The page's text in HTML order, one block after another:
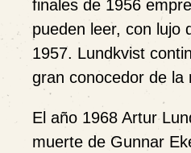
finales de 1956
pueden leer, con lujo
1957. Lundkvist
gran conocedor de la
El año 1968 Artur
muerte de Gunnar